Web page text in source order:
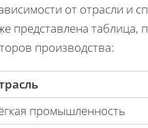
от отрасли и
представлена таблица,
производства:
промышленность